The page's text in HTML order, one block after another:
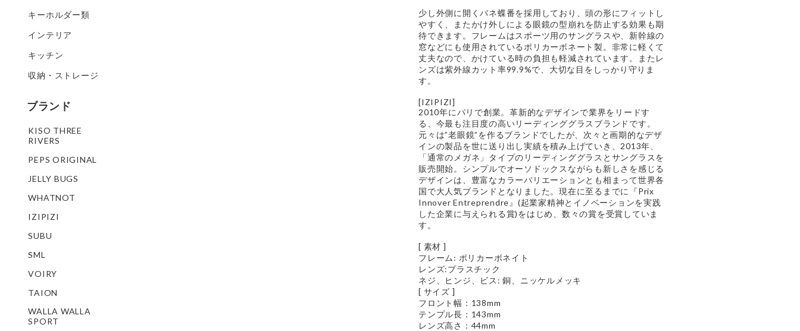
少し外側に開くバネ蝶番を採用しており、頭の形にフィットし
やすく、またかけ外しによる眼鏡の型崩れを防止する効果も期
待できます。フレームはスポーツ用のサングラスや、新幹線の
窓などにも使用されているポリカーボネート製。非常に軽くて
丈夫なので、かけている時の負担も軽減されています。またレ
ンズは紫外線カット率99.9%で、大切な目をしっかり守りま
す。
[IZIPIZI]
2010年にパリで創業。革新的なデザインで業界をリードす
る、今最も注目度の高いリーディンググラスブランドです。
元々は”老眼鏡”を作るブランドでしたが、次々と画期的なデザ
インの製品を世に送り出し実績を積み上げていき、2013年、
「通常のメガネ」タイプのリーディンググラスとサングラスを
販売開始。シンプルでオーソドックスながらも新しさを感じる
デザインは、豊富なカラーバリエーションとも相まって世界各
国で大人気ブランドとなりました。現在に至るまでに『Prix
Innover Entreprendre』(起業家精神とイノベーションを実践
した企業に与えられる賞)をはじめ、数々の賞を受賞していま
す。
[ 素材 ]
フレーム: ポリカーボネイト
レンズ:プラスチック
ネジ、ヒンジ、ビス: 銅、ニッケルメッキ
[ サイズ ]
フロント幅：138mm
テンプル長：143mm
レンズ高さ：44mm
キーホルダー類
インテリア
キッチン
収納・ストレージ
ブランド
KISO THREE
RIVERS
PEPS ORIGINAL
JELLY BUGS
WHATNOT
IZIPIZI
SUBU
SML
VOIRY
TAION
WALLA WALLA
SPORT